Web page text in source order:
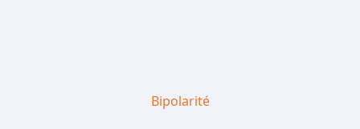
Bipolarité